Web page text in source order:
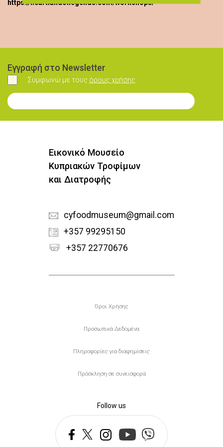
https://heartlandoflegends.com/workshops/
Εγγραφή στο Newsletter
Συμφωνώ
Συμφωνώ με τους όρους χρήσης
Εγγραφή στο Newsletter
Εικονικό Μουσείο
Κυπριακών Τροφίμων
και Διατροφής
cyfoodmuseum@gmail.com
+357 99295150
+357 22770676
Υποσέλιδο
Όροι Χρήσης
Προσωπικά Δεδομένα
Πληροφορίες για διαφημίσεις
Πρόσκληση σε συνεισφορά
Follow us